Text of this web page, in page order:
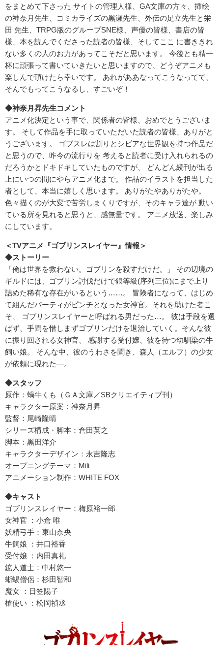
をまとめて下さった サイトの管理⼈様、GA⽂庫の⽅々、挿絵
の神奈⽉先⽣、コミカライズの⿊瀬先⽣、外伝の⾜⽴先⽣と栄
⽥ 先⽣、TRPG版のグループSNE様、声優の皆様、書店の皆
様、本を読んでくださった読者の皆様、そしてここ に書ききれ
ない多くの⼈のお⼒があってこそだと思います。 今後とも精⼀
杯に頑張って書いていきたいと思いますので、どうぞアニメも
楽しんで頂けたら幸いです。 あれがああなってこうなってて、
そんでもってこうなるし、すごいぞ！
◆神奈月昇先生コメント
アニメ化決定という事で、関係者の皆様、おめでとうございま
す。 そして作品を⼿に取っていただいた読者の皆様、ありがと
うございます。 ゴブスレは割りとシビアな世界観を持つ作品だ
と思うので、昨今の流⾏りを 考えると読者に受け⼊れられるの
だろうかとドキドキしていたものですが、 どんどん続刊が出る
上にいつの間にやらアニメ化まで。 作品のイラストを担当した
者として、本当に嬉しく思います。 ありがたやありがたや。
⾊々描くのが⼤変で苦労しまくりですが、そのキャラ達が 動い
ている所を⾒れると思うと、感無量です。 アニメ放送、楽しみ
にしています。
＜TVアニメ『ゴブリンスレイヤー』情報＞
◆ストーリー
「俺は世界を救わない。ゴブリンを殺すだけだ。」 その辺境の
ギルドには、ゴブリン討伐だけで銀等級(序列三位)にまで上り
詰めた稀有な存在がいるという……。 冒険者になって、はじめ
て組んだパーティがピンチとなった⼥神官。それを助けた者こ
そ、 ゴブリンスレイヤーと呼ばれる男だった…。 彼は⼿段を選
ばず、⼿間を惜しまずゴブリンだけを退治していく。そんな彼
に振り回される⼥神官、 感謝する受付嬢、彼を待つ幼馴染の⽜
飼い娘。 そんな中、彼のうわさを聞き、森⼈（エルフ）の少⼥
が依頼に現れた―。
◆スタッフ
原作：蝸⽜くも（ＧＡ⽂庫／SBクリエイティブ刊）
キャラクター原案：神奈⽉昇
監督：尾崎隆晴
シリーズ構成・脚本：倉⽥英之
脚本：⿊⽥洋介
キャラクターデザイン：永吉隆志
オープニングテーマ：Mili
アニメーション制作：WHITE FOX
◆キャスト
ゴブリンスレイヤー：梅原裕⼀郎
⼥神官 ：⼩倉 唯
妖精⼸⼿：東⼭奈央
⽜飼娘 ：井⼝裕⾹
受付嬢 ：内⽥真礼
鉱⼈道⼠：中村悠⼀
蜥蜴僧侶：杉⽥智和
魔⼥ ：⽇笠陽⼦
槍使い ：松岡禎丞